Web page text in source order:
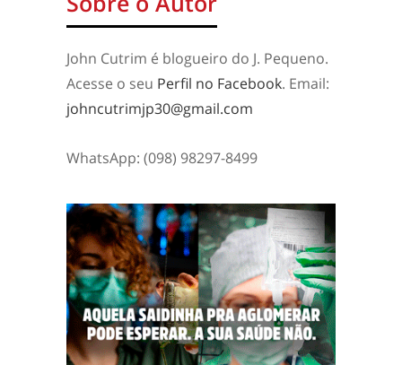
John Cutrim é blogueiro do J. Pequeno.
Acesse o seu Perfil no Facebook. Email:
johncutrimjp30@gmail.com
WhatsApp: (098) 98297-8499